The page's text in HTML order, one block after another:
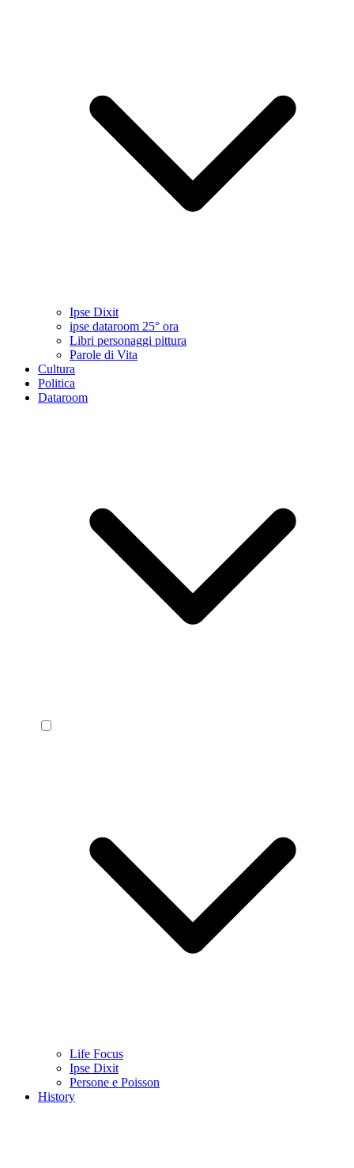
Ipse Dixit
ipse dataroom 25° ora
Libri personaggi pittura
Parole di Vita
Cultura
Politica
Dataroom
Life Focus
Ipse Dixit
Persone e Poisson
History